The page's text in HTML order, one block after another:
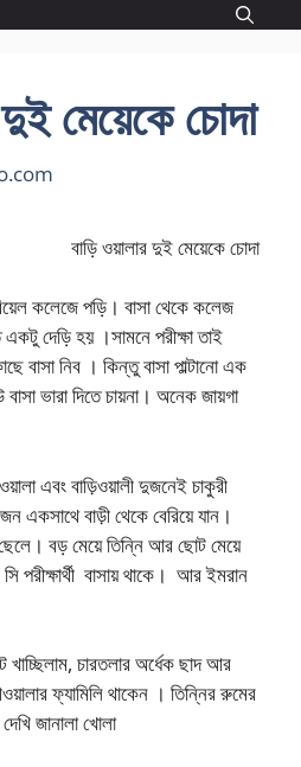
মেয়েকে চোদা
দুই মেয়েকে চোদা
কলেজে পড়ি। বাসা থেকে কলেজ
দেড়ি হয় ।সামনে পরীক্ষা তাই
বাসা নিব । কিন্তু বাসা পাল্টানো এক
ভারা দিতে চায়না। অনেক জায়গা
এবং বাড়িওয়ালী দুজনেই চাকুরী
একসাথে বাড়ী থেকে বেরিয়ে যান।
বড় মেয়ে তিন্নি আর ছোট মেয়ে
পরীক্ষার্থী বাসায় থাকে। আর ইমরান
চারতলার অর্ধেক ছাদ আর
ফ্যামিলি থাকেন । তিন্নির রুমের
জানালা খোলা